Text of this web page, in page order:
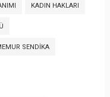
KADIN HAKLARI
SENDIKA